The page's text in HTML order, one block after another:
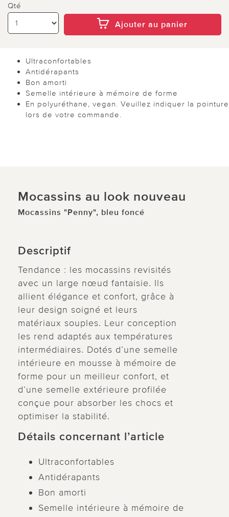
Qté
Ajouter au panier
Ultraconfortables
Antidérapants
Bon amorti
Semelle intérieure à mémoire de forme
En polyuréthane, vegan. Veuillez indiquer la pointure
lors de votre commande.
Mocassins au look nouveau
Mocassins "Penny", bleu foncé
Descriptif
Tendance : les mocassins revisités
avec un large nœud fantaisie. Ils
allient élégance et confort, grâce à
leur design soigné et leurs
matériaux souples. Leur conception
les rend adaptés aux températures
intermédiaires. Dotés d’une semelle
intérieure en mousse à mémoire de
forme pour un meilleur confort, et
d’une semelle extérieure profilée
conçue pour absorber les chocs et
optimiser la stabilité.
Détails concernant l’article
Ultraconfortables
Antidérapants
Bon amorti
Semelle intérieure à mémoire de